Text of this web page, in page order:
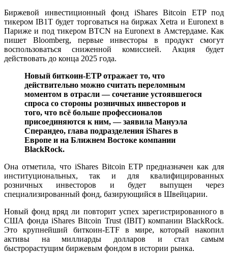
Биржевой инвестиционный фонд iShares Bitcoin ETP под
тикером IB1T будет торговаться на биржах Xetra и Euronext в
Париже и под тикером BTCN на Euronext в Амстердаме. Как
пишет Bloomberg, первые инвесторы в продукт смогут
воспользоваться сниженной комиссией. Акция будет
действовать до конца 2025 года.
Новый биткоин-ETP отражает то, что
действительно можно считать переломным
моментом в отрасли — сочетание устоявшегося
спроса со стороны розничных инвесторов и
того, что всё больше профессионалов
присоединяются к ним, — заявила Мануэла
Сперандео, глава подразделения iShares в
Европе и на Ближнем Востоке компании
BlackRock.
Она отметила, что iShares Bitcoin ETP предназначен как для
институциональных, так и для квалифицированных
розничных инвесторов и будет выпущен через
специализированный фонд, базирующийся в Швейцарии.
Новый фонд вряд ли повторит успех зарегистрированного в
США фонда iShares Bitcoin Trust (IBIT) компании BlackRock.
Это крупнейший биткоин-ETF в мире, который накопил
активы на миллиарды долларов и стал самым
быстрорастущим биржевым фондом в истории рынка.